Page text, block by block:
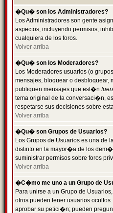
�Qu� son los Administradores?
Los Administradores son gente
aspectos, incluyendo permisos,
cualquiera de los foros.
Volver arriba
�Qu� son los Moderadores?
Los Moderadores usuarios (o
mensajes, bloquear o
publiquen mensajes que est�n
tema original de la conversaci�n,
respetarse sus decisiones sobre
Volver arriba
�Qu� son Grupos de Usuarios?
Los Grupos de Usuarios es una de
distinto en la mayor�a de los
suministrar permisos sobre foros
Volver arriba
�C�mo me uno a un Grupo de
Para unirse a un Grupo de
otros pueden tener usuarios
aprobar su petici�n; pueden